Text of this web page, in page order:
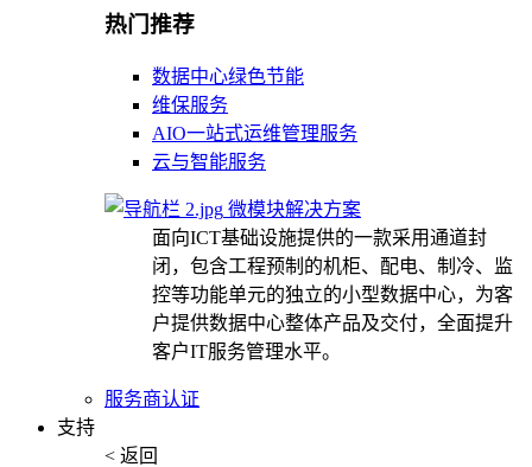
热门推荐
数据中心绿色节能
维保服务
AIO一站式运维管理服务
云与智能服务
微模块解决方案
面向ICT基础设施提供的一款采用通道封
闭，包含工程预制的机柜、配电、制冷、监
控等功能单元的独立的小型数据中心，为客
户提供数据中心整体产品及交付，全面提升
客户IT服务管理水平。
服务商认证
支持
< 返回